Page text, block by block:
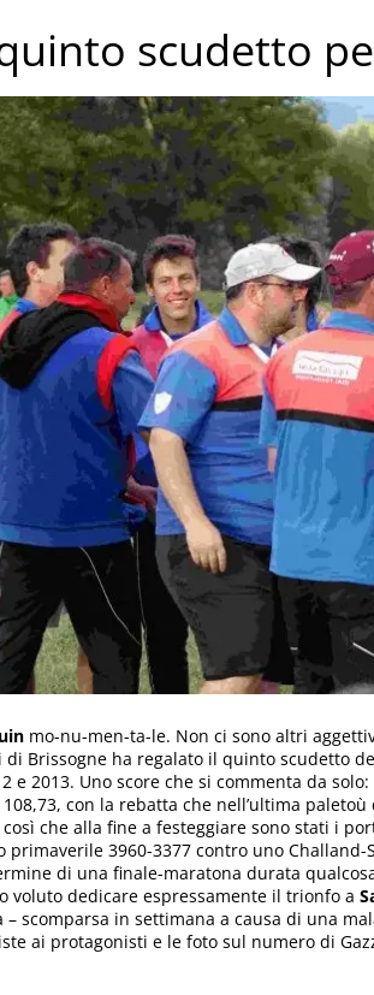
scudetto
mo-nu-men-ta-le. Non ci sono altri
di Brissogne ha regalato il quinto scudetto
e 2013. Uno score che si commenta da
con la rebatta che nell’ultima
così che alla fine a festeggiare sono stati i
primaverile 3960-3377 contro uno
di una finale-maratona durata
voluto dedicare espressamente il trionfo a
– scomparsa in settimana a causa di una
ai protagonisti e le foto sul numero di